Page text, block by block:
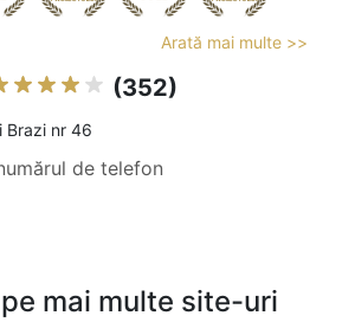
Arată mai multe >>
(352)
Brazi nr 46
de telefon
mai multe site-uri